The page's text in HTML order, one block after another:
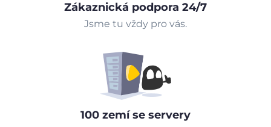
Zákaznická podpora 24/7
Jsme tu vždy pro vás.
100 zemí se servery